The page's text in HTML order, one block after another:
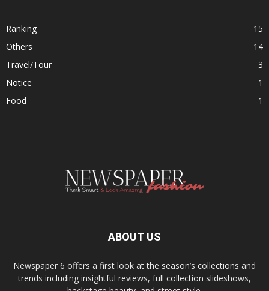
Ranking
15
Others
14
Travel/Tour
3
Notice
1
Food
1
ABOUT US
Newspaper 6 offers a first look at the season’s collections and
trends including insightful reviews, full collection slideshows,